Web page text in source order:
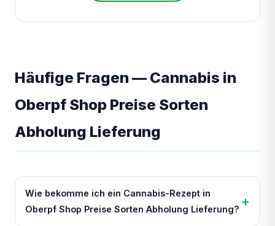
Häufige Fragen — Cannabis in
Oberpf Shop Preise Sorten
Abholung Lieferung
Wie bekomme ich ein Cannabis-Rezept in
Oberpf Shop Preise Sorten Abholung Lieferung?